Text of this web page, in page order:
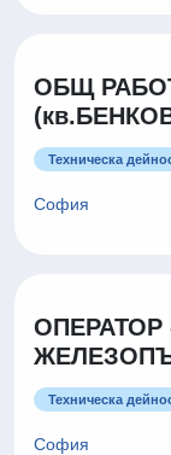
ОБЩ
Техническа
София
Техническа
София